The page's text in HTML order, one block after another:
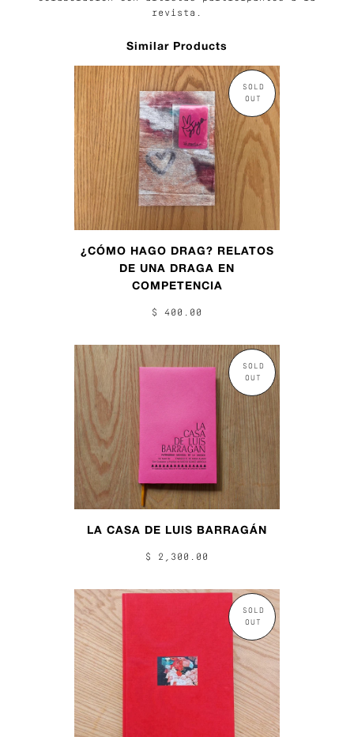
revista.
Similar Products
SOLD
OUT
¿CÓMO HAGO DRAG? RELATOS
DE UNA DRAGA EN
COMPETENCIA
$ 400.00
SOLD
OUT
LA CASA DE LUIS BARRAGÁN
$ 2,300.00
SOLD
OUT